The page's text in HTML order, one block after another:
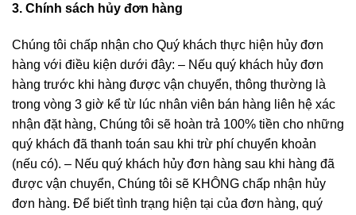
3. Chính sách hủy đơn hàng
Chúng tôi chấp nhận cho Quý khách thực hiện hủy đơn
hàng với điều kiện dưới đây: – Nếu quý khách hủy đơn
hàng trước khi hàng được vận chuyển, thông thường là
trong vòng 3 giờ kể từ lúc nhân viên bán hàng liên hệ xác
nhận đặt hàng, Chúng tôi sẽ hoàn trả 100% tiền cho những
quý khách đã thanh toán sau khi trừ phí chuyển khoản
(nếu có). – Nếu quý khách hủy đơn hàng sau khi hàng đã
được vận chuyển, Chúng tôi sẽ KHÔNG chấp nhận hủy
đơn hàng. Để biết tình trạng hiện tại của đơn hàng, quý